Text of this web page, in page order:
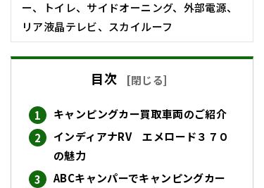
ー、トイレ、サイドオーニング、外部電源、
リア液晶テレビ、スカイルーフ
目次 [閉じる]
キャンピングカー買取車両のご紹介
インディアナRV エメロード３７０
の魅力
ABCキャンパーでキャンピングカー